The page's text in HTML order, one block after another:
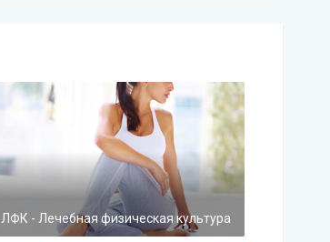
ЛФК - Лечебная физическая культура